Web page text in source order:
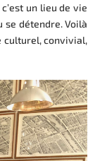
un lieu de vie
détendre. Voilà
culturel, convivial,